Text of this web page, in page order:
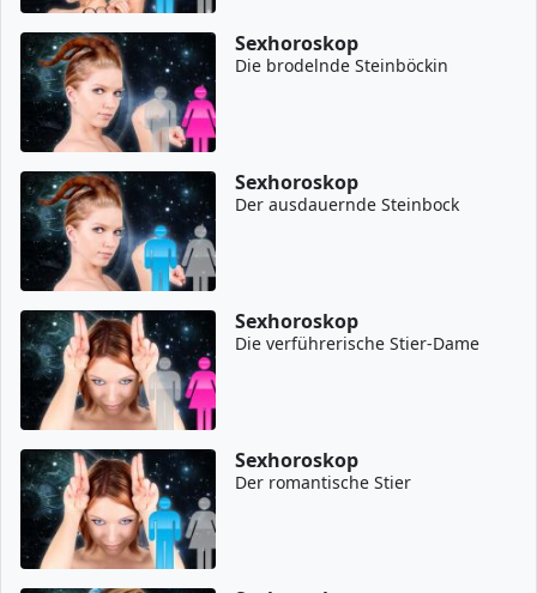
Sexhoroskop
Die brodelnde Steinböckin
Sexhoroskop
Der ausdauernde Steinbock
Sexhoroskop
Die verführerische Stier-Dame
Sexhoroskop
Der romantische Stier